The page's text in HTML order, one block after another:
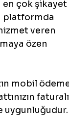
en çok şikayet
platformda
veren
özen
mobil